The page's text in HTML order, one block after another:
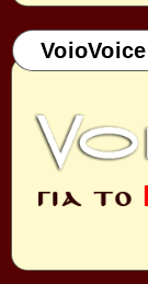
VoioVoice